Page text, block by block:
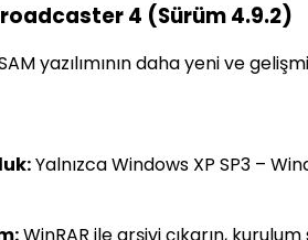
4 (Sürüm 4.9.2)
yazılımının daha yeni ve
Yalnızca Windows XP SP3 –